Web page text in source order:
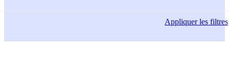
Appliquerles filtres